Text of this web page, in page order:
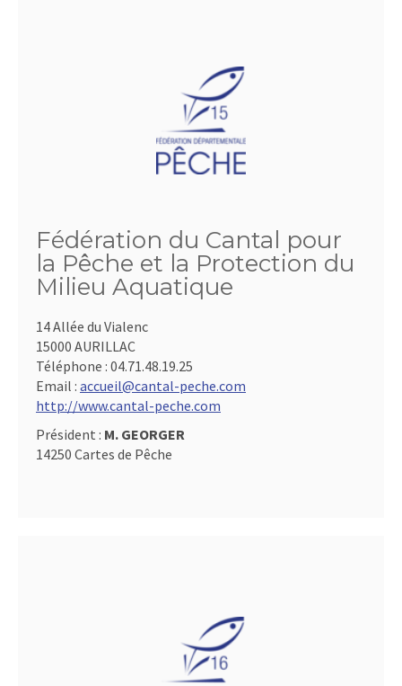
Fédération du Cantal pour
la Pêche et la Protection du
Milieu Aquatique
14 Allée du Vialenc
15000 AURILLAC
Téléphone : 04.71.48.19.25
Email : accueil@cantal-peche.com
http://www.cantal-peche.com
Président : M. GEORGER
14250 Cartes de Pêche